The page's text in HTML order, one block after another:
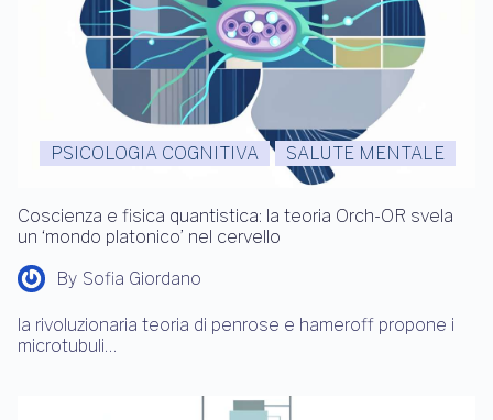
PSICOLOGIA COGNITIVA SALUTE MENTALE
Coscienza e fisica quantistica: la teoria Orch-OR svela
un ‘mondo platonico’ nel cervello
By Sofia Giordano
la rivoluzionaria teoria di penrose e hameroff propone i
microtubuli…